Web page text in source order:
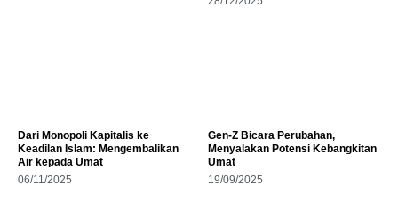
Dari Monopoli Kapitalis ke
Keadilan Islam: Mengembalikan
Air kepada Umat
06/11/2025
Gen-Z Bicara Perubahan,
Menyalakan Potensi Kebangkitan
Umat
19/09/2025